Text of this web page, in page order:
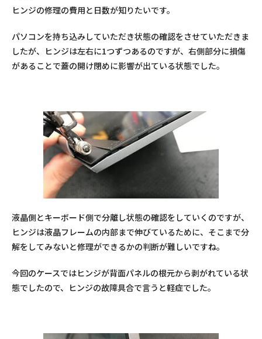
ヒンジの修理の費用と日数が知りたいです。
パソコンを持ち込みしていただき状態の確認をさせていただきま
したが、ヒンジは左右に1つずつあるのですが、右側部分に損傷
があることで蓋の開け閉めに影響が出ている状態でした。
液晶側とキーボード側で分離し状態の確認をしていくのですが、
ヒンジは液晶フレームの内部まで伸びているために、そこまで分
解をしてみないと修理ができるかの判断が難しいですね。
今回のケースではヒンジが背面パネルの根元から剥がれている状
態でしたので、ヒンジの故障具合で言うと軽症でした。